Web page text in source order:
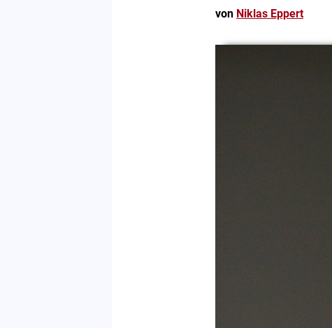
von Niklas Eppert